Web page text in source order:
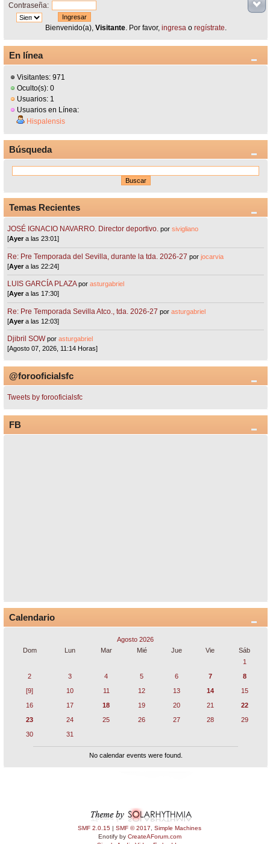
Contraseña:
Bienvenido(a), Visitante. Por favor, ingresao regístrate.
En línea
Visitantes: 971
Oculto(s): 0
Usuarios: 1
Usuarios en Línea:
Hispalensis
Búsqueda
Temas Recientes
JOSÉ IGNACIO NAVARRO. Director deportivo. porsivigliano
[Ayera las 23:01]
Re: Pre Temporada del Sevilla, durante la tda. 2026-27 porjocarvia
[Ayera las 22:24]
LUIS GARCÍA PLAZA porasturgabriel
[Ayera las 17:30]
Re: Pre Temporada Sevilla Atco., tda. 2026-27 porasturgabriel
[Ayera las 12:03]
Djibril SOW porasturgabriel
[Agosto 07, 2026, 11:14 Horas]
@forooficialsfc
Tweets by forooficialsfc
FB
Calendario
Agosto 2026
Dom
Lun Mar Mié Jue Vie
Sáb
1
2
3 4 5 6 7
8
[9]
10 11 12 13 14
15
16
17 18 19 20 21
22
23
24 25 26 27 28
29
30
31
No calendar events were found.
SMF 2.0.15 | SMF © 2017
Simple Machines
Enotify by CreateAForum.com